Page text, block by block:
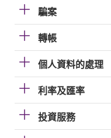
騙案
轉帳
個人資料的處理
利率及匯率
投資服務